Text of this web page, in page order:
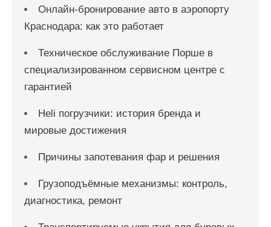
Онлайн‑бронирование авто в аэропорту
Краснодара: как это работает
Техническое обслуживание Порше в
специализированном сервисном центре с
гарантией
Heli погрузчики: история бренда и
мировые достижения
Причины запотевания фар и решения
Грузоподъёмные механизмы: контроль,
диагностика, ремонт